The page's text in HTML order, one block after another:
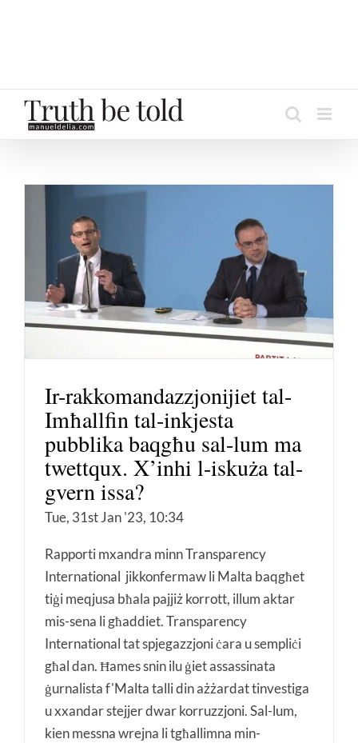
Ir-rakkomandazzjonijiet tal-
Imħallfin tal-inkjesta
pubblika baqgħu sal-lum ma
twettqux. X’inhi l-iskuża tal-
gvern issa?
Tue, 31st Jan '23, 10:34
Rapporti mxandra minn Transparency
International jikkonfermaw li Malta baqgħet
tiġi meqjusa bħala pajjiż korrott, illum aktar
mis-sena li għaddiet. Transparency
International tat spjegazzjoni ċara u sempliċi
għal dan. Ħames snin ilu ġiet assassinata
ġurnalista f'Malta talli din ażżardat tinvestiga
u xxandar stejjer dwar korruzzjoni. Sal-lum,
kien messna wrejna li tgħallimna min-